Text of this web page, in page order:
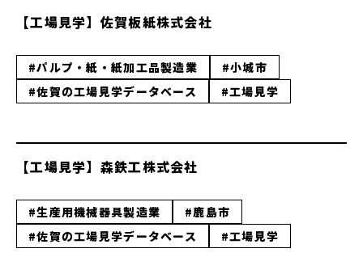
【工場見学】佐賀板紙株式会社
#パルプ・紙・紙加工品製造業
#小城市
#佐賀の工場見学データベース
#工場見学
【工場見学】森鉄工株式会社
#生産用機械器具製造業
#鹿島市
#佐賀の工場見学データベース
#工場見学